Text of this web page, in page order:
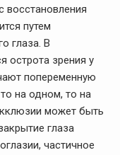
восстановления
путем
глаза. В
острота зрения у
попеременную
на одном, то на
может быть
глаза
частичное